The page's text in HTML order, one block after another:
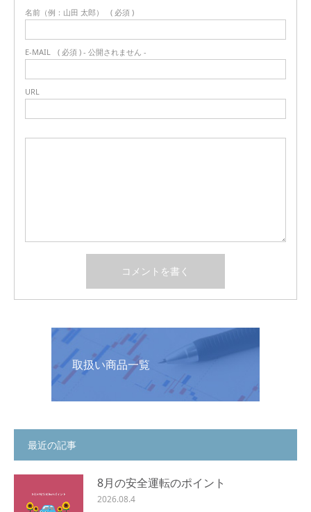
名前（例：山田 太郎） ( 必須 )
E-MAIL ( 必須 ) - 公開されません -
URL
取扱い商品一覧
最近の記事
8月の安全運転のポイント
2026.08.4